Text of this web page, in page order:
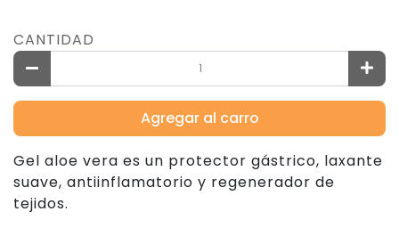
CANTIDAD
Agregar al carro
Gel aloe vera es un protector gástrico, laxante
suave, antiinflamatorio y regenerador de
tejidos.